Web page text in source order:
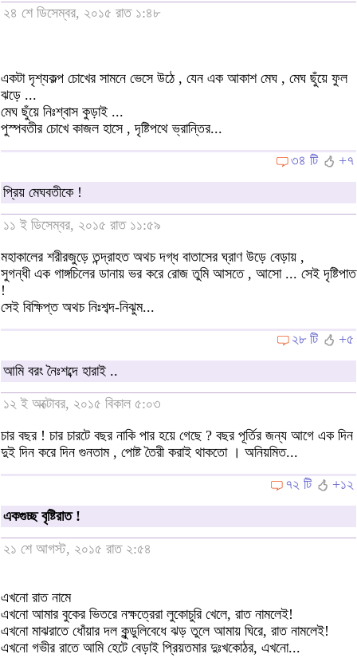
২৪ শে ডিসেম্বর, ২০১৫ রাত ১:৪৮
একটা দৃশ্যকল্প চোখের সামনে ভেসে উঠে , যেন এক আকাশ মেঘ , মেঘ ছুঁয়ে ফুল
ঝড়ে ...
মেঘ ছুঁয়ে নিঃশ্বাস কুড়াই ...
পুস্পবতীর চোখে কাজল হাসে , দৃষ্টিপথে ভ্রান্তির...
৩৪ টি
+৭
প্রিয় মেঘবতীকে !
১১ ই ডিসেম্বর, ২০১৫ রাত ১১:৫৯
মহাকালের শরীরজুড়ে তন্দ্রাহত অথচ দগ্ধ বাতাসের ঘ্রাণ উড়ে বেড়ায় ,
সুগন্ধী এক গাঙ্গচিলের ডানায় ভর করে রোজ তুমি আসতে , আসো ... সেই দৃষ্টিপাত
!
সেই বিক্ষিপ্ত অথচ নিঃশব্দ-নিঝুম...
২৮ টি
+৫
আমি বরং নৈঃশব্দে হারাই ..
১২ ই অক্টোবর, ২০১৫ বিকাল ৫:০৩
চার বছর ! চার চারটে বছর নাকি পার হয়ে গেছে ? বছর পূর্তির জন্য আগে এক দিন
দুই দিন করে দিন গুনতাম , পোষ্ট তৈরী করাই থাকতো । অনিয়মিত...
৭২ টি
+১২
একগুচ্ছ বৃষ্টিরাত !
২১ শে আগস্ট, ২০১৫ রাত ২:৫৪
এখনো রাত নামে
এখনো আমার বুকের ভিতরে নক্ষত্রেরা লুকোচুরি খেলে, রাত নামলেই!
এখনো মাঝরাতে ধোঁয়ার দল কুন্ডুলিবেধে ঝড় তুলে আমায় ঘিরে, রাত নামলেই!
এখনো গভীর রাতে আমি হেটে বেড়াই প্রিয়তমার দুঃখকোঠর, এখনো...